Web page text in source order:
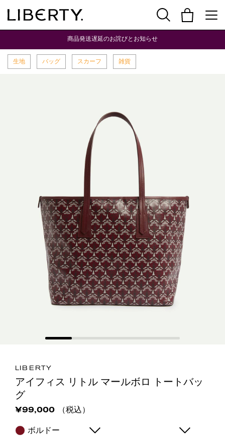
商品発送遅延のお詫びとお知らせ
生地 バッグ スカーフ 雑貨
LIBERTY
アイフィス リトル マールボロ トートバッ
グ
¥99,000
（税込）
ボルドー